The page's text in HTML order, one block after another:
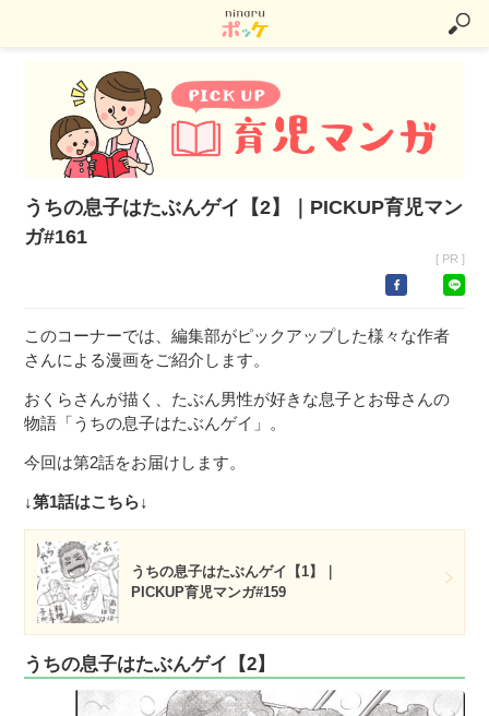
うちの息子はたぶんゲイ【2】｜PICKUP育児マン
ガ#161
[ PR ]
このコーナーでは、編集部がピックアップした様々な作者
さんによる漫画をご紹介します。
おくらさんが描く、たぶん男性が好きな息子とお母さんの
物語「うちの息子はたぶんゲイ」。
今回は第2話をお届けします。
↓第1話はこちら↓
うちの息子はたぶんゲイ【1】｜
PICKUP育児マンガ#159
うちの息子はたぶんゲイ【2】